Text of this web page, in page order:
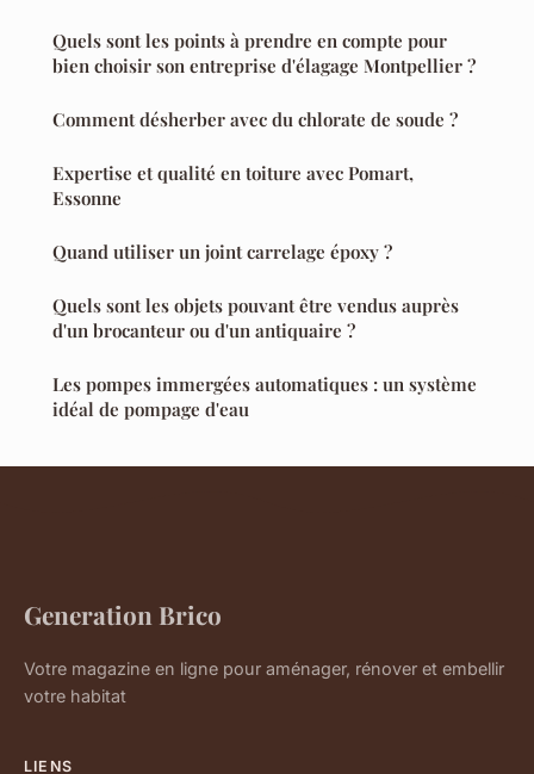
Quels sont les points à prendre en compte pour
bien choisir son entreprise d'élagage Montpellier ?
Comment désherber avec du chlorate de soude ?
Expertise et qualité en toiture avec Pomart,
Essonne
Quand utiliser un joint carrelage époxy ?
Quels sont les objets pouvant être vendus auprès
d'un brocanteur ou d'un antiquaire ?
Les pompes immergées automatiques : un système
idéal de pompage d'eau
Generation Brico
Votre magazine en ligne pour aménager, rénover et embellir
votre habitat
LIENS